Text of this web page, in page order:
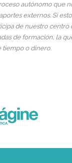
autónomo que
externos. Si
de nuestro centro
de formación, la
tiempo o dinero.